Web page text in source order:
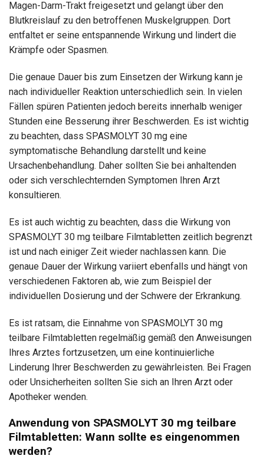
Magen-Darm-Trakt freigesetzt und gelangt über den
Blutkreislauf zu den betroffenen Muskelgruppen. Dort
entfaltet er seine entspannende Wirkung und lindert die
Krämpfe oder Spasmen.
Die genaue Dauer bis zum Einsetzen der Wirkung kann je
nach individueller Reaktion unterschiedlich sein. In vielen
Fällen spüren Patienten jedoch bereits innerhalb weniger
Stunden eine Besserung ihrer Beschwerden. Es ist wichtig
zu beachten, dass SPASMOLYT 30 mg eine
symptomatische Behandlung darstellt und keine
Ursachenbehandlung. Daher sollten Sie bei anhaltenden
oder sich verschlechternden Symptomen Ihren Arzt
konsultieren.
Es ist auch wichtig zu beachten, dass die Wirkung von
SPASMOLYT 30 mg teilbare Filmtabletten zeitlich begrenzt
ist und nach einiger Zeit wieder nachlassen kann. Die
genaue Dauer der Wirkung variiert ebenfalls und hängt von
verschiedenen Faktoren ab, wie zum Beispiel der
individuellen Dosierung und der Schwere der Erkrankung.
Es ist ratsam, die Einnahme von SPASMOLYT 30 mg
teilbare Filmtabletten regelmäßig gemäß den Anweisungen
Ihres Arztes fortzusetzen, um eine kontinuierliche
Linderung Ihrer Beschwerden zu gewährleisten. Bei Fragen
oder Unsicherheiten sollten Sie sich an Ihren Arzt oder
Apotheker wenden.
Anwendung von SPASMOLYT 30 mg teilbare
Filmtabletten: Wann sollte es eingenommen
werden?